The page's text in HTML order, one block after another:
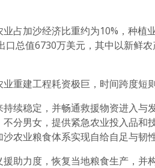
占加沙经济比重约为10%，种植
口总值6730万美元，其中以新鲜
重建工程耗资极巨，时间跨度短
续稳定，并畅通救援物资进入
分男女，提供紧急农业投入品
农业粮食体系实现自给自足与韧
助力度，恢复当地粮食生产，